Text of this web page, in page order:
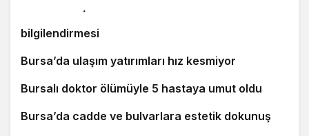
Bursa’da öğrencilere polislik tanıtımı ve güvenlik
bilgilendirmesi
5
Bursa’da ulaşım yatırımları hız kesmiyor
6
Bursalı doktor ölümüyle 5 hastaya umut oldu
7
Bursa’da cadde ve bulvarlara estetik dokunuş
Bursa’da 25 yıl kesinleşmiş hapis cezası bulunan